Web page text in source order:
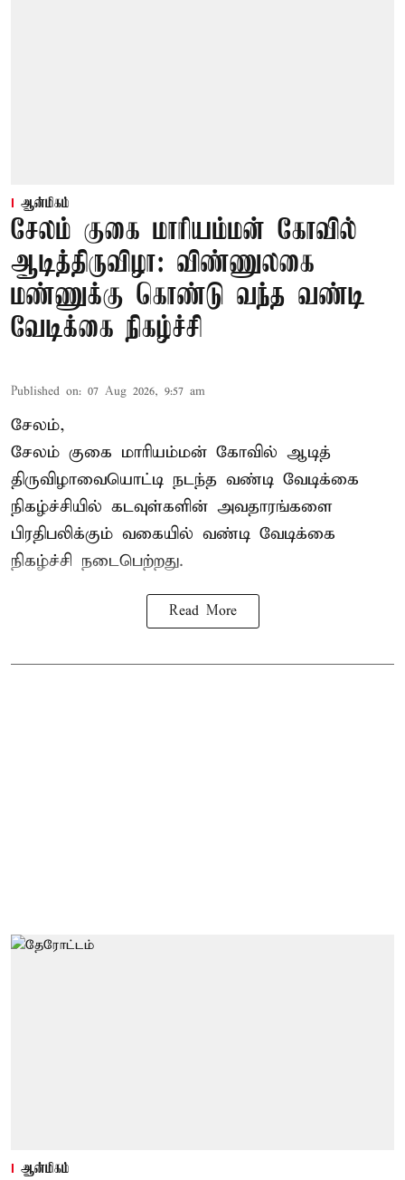
ஆன்மிகம்
சேலம் குகை மாரியம்மன் கோவில்
ஆடித்திருவிழா: விண்ணுலகை
மண்ணுக்கு கொண்டு வந்த வண்டி
வேடிக்கை நிகழ்ச்சி
Published on: 07 Aug 2026, 9:57 am
சேலம்,
சேலம் குகை மாரியம்மன் கோவில் ஆடித்
திருவிழாவையொட்டி நடந்த வண்டி வேடிக்கை
நிகழ்ச்சியில் கடவுள்களின் அவதாரங்களை
பிரதிபலிக்கும் வகையில் வண்டி வேடிக்கை
நிகழ்ச்சி நடைபெற்றது.
Read More
ஆன்மிகம்